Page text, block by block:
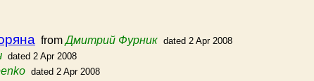
fromДмитрий Фурник dated 2 Apr 2008
dated 2 Apr 2008
dated 2 Apr 2008